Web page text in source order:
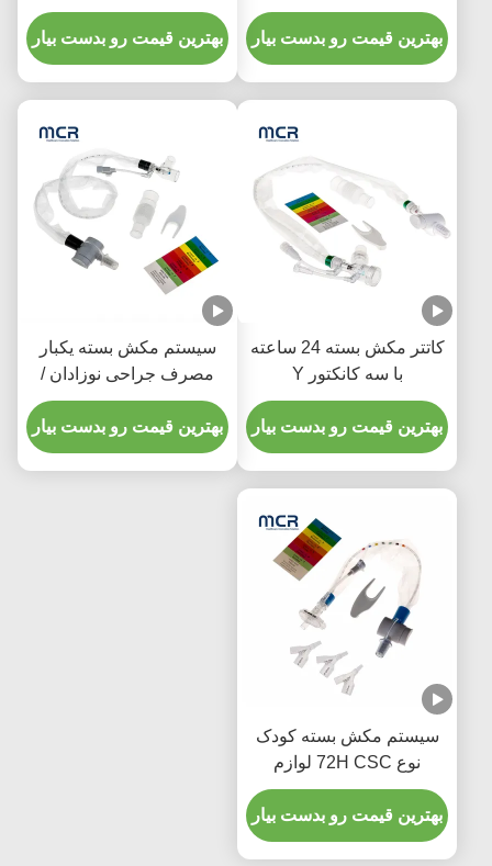
72h مچ پا دو طرفه برای
بیمارستان
بهترین قیمت رو بدست بیار
بزرگسالان
بهترین قیمت رو بدست بیار
کاتتر مکش بسته 24 ساعته
با سه کانکتور Y
بهترین قیمت رو بدست بیار
سیستم مکش بسته یکبار
مصرف جراحی نوزادان /
کودکان- آرنج
بهترین قیمت رو بدست بیار
سیستم مکش بسته کودک
نوع 72H CSC لوازم
پزشکی یکبار مصرف
بهترین قیمت رو بدست بیار